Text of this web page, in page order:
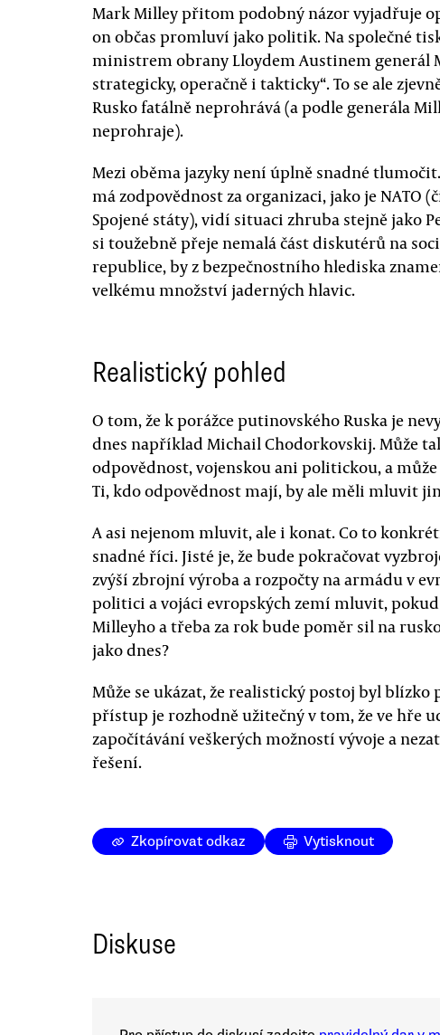
Mark Milley přitom podobný názor vyjadřuje
on občas promluví jako politik. Na společné
ministrem obrany Lloydem Austinem generál
strategicky, operačně i takticky“. To se ale
Rusko fatálně neprohrává (a podle generála
neprohraje).
Mezi oběma jazyky není úplně snadné
má zodpovědnost za organizaci, jako je NATO
Spojené státy), vidí situaci zhruba stejně jako
si toužebně přeje nemalá část diskutérů na
republice, by z bezpečnostního hlediska
velkému množství jaderných hlavic.
Realistický pohled
O tom, že k porážce putinovského Ruska je
dnes například Michail Chodorkovskij. Může
odpovědnost, vojenskou ani politickou, a
Ti, kdo odpovědnost mají, by ale měli mluvit
A asi nejenom mluvit, ale i konat. Co to
snadné říci. Jisté je, že bude pokračovat
zvýší zbrojní výroba a rozpočty na armádu v
politici a vojáci evropských zemí mluvit,
Milleyho a třeba za rok bude poměr sil na
jako dnes?
Může se ukázat, že realistický postoj byl blízko
přístup je rozhodně užitečný v tom, že ve hře
započítávání veškerých možností vývoje a
řešení.
Zkopírovat odkaz Vytisknout
Diskuse